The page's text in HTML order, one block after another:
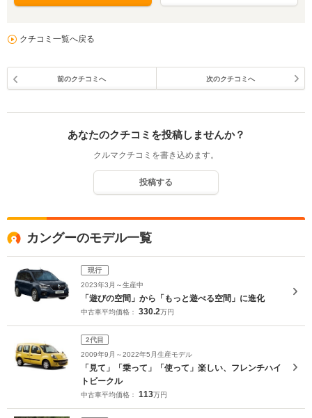
クチコミ一覧へ戻る
前のクチコミへ 次のクチコミへ
あなたのクチコミを投稿しませんか？
クルマクチコミを書き込めます。
投稿する
カングーのモデル一覧
現行
2023年3月～生産中
「遊びの空間」から「もっと遊べる空間」に進化
中古車平均価格： 330.2万円
2代目
2009年9月～2022年5月生産モデル
「見て」「乗って」「使って」楽しい、フレンチハイ
トビークル
中古車平均価格： 113万円